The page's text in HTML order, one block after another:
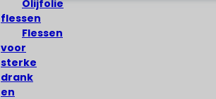
Olijfolie
flessen
Flessen
voor
sterke
drank
en